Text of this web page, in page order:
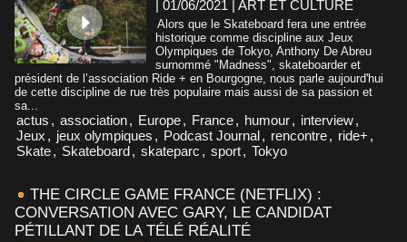
| 01/06/2021 | ART ET CULTURE
Alors que le Skateboard fera une entrée
historique comme discipline aux Jeux
Olympiques de Tokyo, Anthony De Abreu
surnommé "Madness", skateboarder et
président de l’association Ride + en Bourgogne, nous parle aujourd'hui
de cette discipline de rue très populaire mais aussi de sa passion et
sa...
actus , association, Europe, France, humour, interview,
Jeux , jeux olympiques , Podcast Journal, rencontre, ride+ ,
Skate, Skateboard, skateparc , sport, Tokyo
THE CIRCLE GAME FRANCE (NETFLIX) :
CONVERSATION AVEC GARY, LE CANDIDAT
PÉTILLANT DE LA TÉLÉ RÉALITÉ